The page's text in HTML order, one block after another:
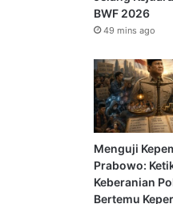
BWF 2026
49 mins ago
Menguji
Prabowo:
Keberanian
Bertemu